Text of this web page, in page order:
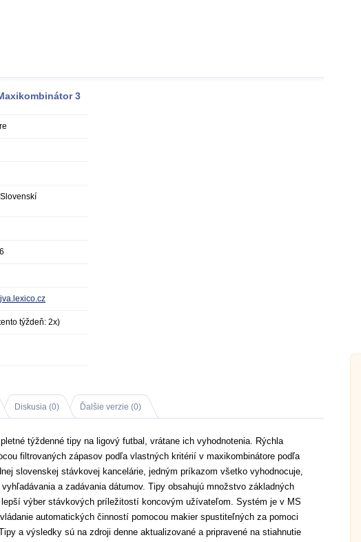
3
týždeň: 2x)
Diskusia (0) Ďalšie verzie (0)
týždenné tipy na ligový futbal, vrátane ich vyhodnotenia. Rýchla
filtrovaných zápasov podľa vlastných kritérií v maxikombinátore podľa
slovenskej stávkovej kancelárie, jedným príkazom všetko vyhodnocuje,
a zadávania dátumov. Tipy obsahujú množstvo základných
výber stávkových príležitostí koncovým užívateľom. Systém je v MS
automatických činností pomocou makier spustiteľných za pomoci
a výsledky sú na zdroji denne aktualizované a pripravené na stiahnutie